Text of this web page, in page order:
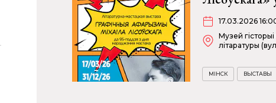
17.03.2026
Музей
літаратуры
МІНСК ВЫСТАВЫ